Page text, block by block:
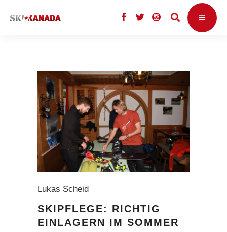
Lukas Scheid
SKIPFLEGE: RICHTIG
EINLAGERN IM SOMMER